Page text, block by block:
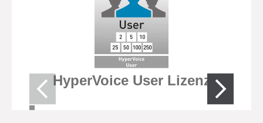
HyperVoice User Lizenz